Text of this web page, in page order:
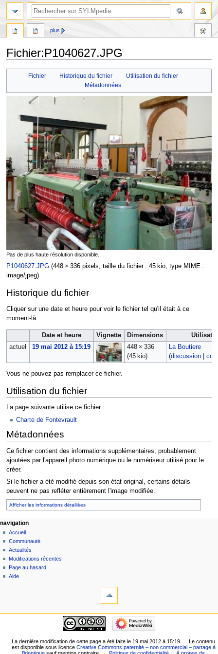
Fichier:P1040627.JPG
navigation
recherche
Fichier Historique du fichier
Utilisation du fichier
Métadonnées
Pas de plus haute résolution disponible.
P1040627.JPG‎ (448 × 336 pixels, taille du fichier : 45 kio, type MIME :
image/jpeg)
Historique du fichier
Cliquer sur une date et heure pour voir le fichier tel qu'il était à ce
moment-là.
Date et heure Vignette Dimensions
actuel
19 mai 2012 à 15:19
448 × 336
(45 kio)
La Boutiere
(discussion|
Vous ne pouvez pas remplacer ce fichier.
Utilisation du fichier
La page suivante utilise ce fichier :
Charte de Fontevrault
Métadonnées
Ce fichier contient des informations supplémentaires, probablement
ajoutées par l'appareil photo numérique ou le numériseur utilisé pour le
créer.
Si le fichier a été modifié depuis son état original, certains détails
peuvent ne pas refléter entièrement l'image modifiée.
Afficher les informations détaillées
plus
navigation
Accueil
Communauté
Actualités
Modifications récentes
Page au hasard
Aide
La dernière modification de cette page a été faite le 19 mai 2012 à 15:19.
Le contenu
est disponible sous licence Creative Commons paternité – non commercial – partage à
l’identique sauf mention contraire. Politique de confidentialité À propos de